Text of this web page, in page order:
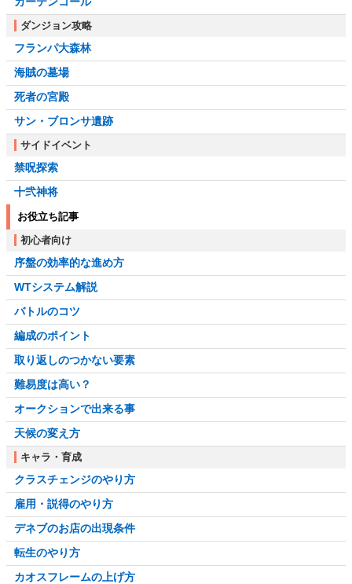
ダンジョン攻略
フランパ大森林
海賊の墓場
死者の宮殿
サン・ブロンサ遺跡
サイドイベント
禁呪探索
十弐神将
お役立ち記事
初心者向け
序盤の効率的な進め方
WTシステム解説
バトルのコツ
編成のポイント
取り返しのつかない要素
難易度は高い？
オークションで出来る事
天候の変え方
キャラ・育成
クラスチェンジのやり方
雇用・説得のやり方
デネブのお店の出現条件
転生のやり方
カオスフレームの上げ方